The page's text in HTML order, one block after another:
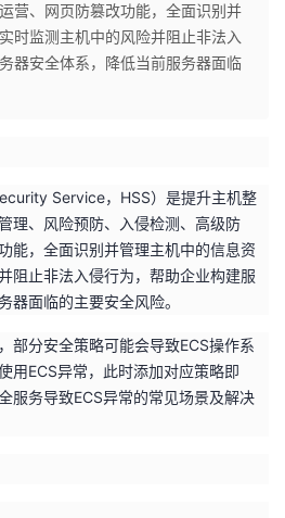
营、网页防篡改功能，全面识别并
时监测主机中的风险并阻止非法入
器安全体系，降低当前服务器面临
Service，HSS）是提升主机整
理、风险预防、入侵检测、高级防
能，全面识别并管理主机中的信息资
阻止非法入侵行为，帮助企业构建服
器面临的主要安全风险。
部分安全策略可能会导致ECS操作系
用ECS异常，此时添加对应策略即
服务导致ECS异常的常见场景及解决